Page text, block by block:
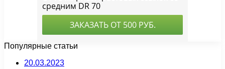
Популярные статьи
20.03.2023